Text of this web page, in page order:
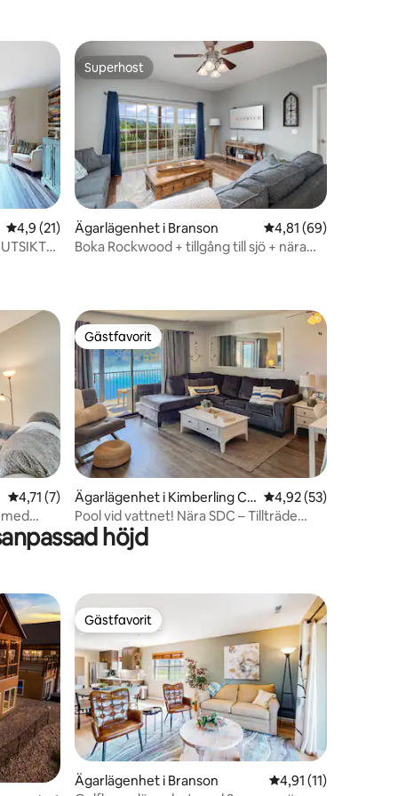
4,9 av 5 i genomsnittligt betyg, 21 omdömen
4,9 (21)
Superhost
Superhost
Ägarlägenhet i Branson 4,81 av 5 i
4,81 (69)
Boka Rockwood + tillgång till sjö + nära
4,71 av 5 i genomsnittligt betyg, 7 omdömen
4,71 (7)
Gästfavorit
Gästfavorit
Ägarlägenhet i Kimberling Cit
y
4,92 av 5 i
4,92 (53)
Pool vid vattnet! Nära SDC – Tillträde
utan nivåskillnader!
höjd
Gästfavorit
Gästfavorit
Ägarlägenhet i Branson 4,91 av 5 i
4,91 (11)